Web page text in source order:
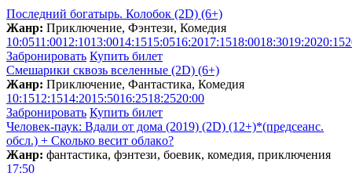
Последний богатырь. Колобок (2D) (6+)
Жанр: Приключение, Фэнтези, Комедия
10:0511:0012:1013:0014:1515:0516:2017:1518:0018:3019:2020:15
Забронировать Купить билет
Смешарики сквозь вселенные (2D) (6+)
Жанр: Приключение, Фантастика, Комедия
10:1512:1514:2015:5016:2518:2520:00
Забронировать Купить билет
Человек-паук: Вдали от дома (2019) (2D) (12+)*(предсеанс.
обсл.) + Сколько весит облакo?
Жанр: фантастика, фэнтези, боевик, комедия, приключения
17:50